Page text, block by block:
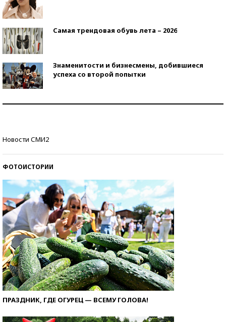
Самая трендовая обувь лета – 2026
Знаменитости и бизнесмены, добившиеся
успеха со второй попытки
Новости СМИ2
ФОТОИСТОРИИ
ПРАЗДНИК, ГДЕ ОГУРЕЦ — ВСЕМУ ГОЛОВА!